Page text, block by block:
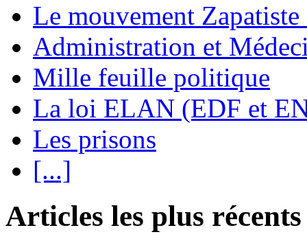
Le mouvement
Administration et
Mille feuille politique
La loi ELAN (EDF et
Les prisons
[...]
Articles les plus récents